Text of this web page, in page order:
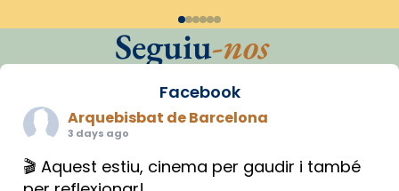
Seguiu-nos
Facebook
Arquebisbat de Barcelona
3 days ago
🎬 Aquest estiu, cinema per gaudir i també